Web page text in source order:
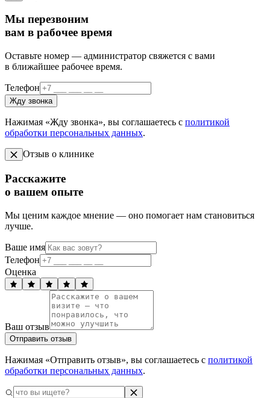
Мы перезвоним
вам в рабочее время
Оставьте номер — администратор свяжется с вами
в ближайшее рабочее время.
Телефон
Жду звонка
Нажимая «Жду звонка», вы соглашаетесь с политикой
обработки персональных данных.
Отзыв о клинике
Расскажите
о вашем опыте
Мы ценим каждое мнение — оно помогает нам становиться
лучше.
Ваше имя
Телефон
Оценка
Ваш отзыв
Отправить отзыв
Нажимая «Отправить отзыв», вы соглашаетесь с политикой
обработки персональных данных.